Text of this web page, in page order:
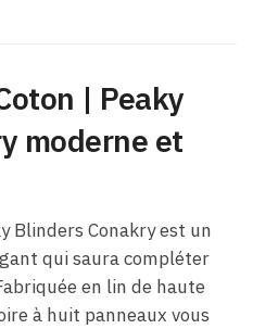
| Peaky
moderne et
Blinders Conakry est un
qui saura compléter
en lin de haute
à huit panneaux vous